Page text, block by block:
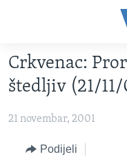
glavni
sadržaj
na
navigaciju
TV PROGRAM
FOTOGRAFIJE DANA
VIJESTI
Crkvenac:
štedljiv (21/11/
21 novembar, 2001
Podijeli